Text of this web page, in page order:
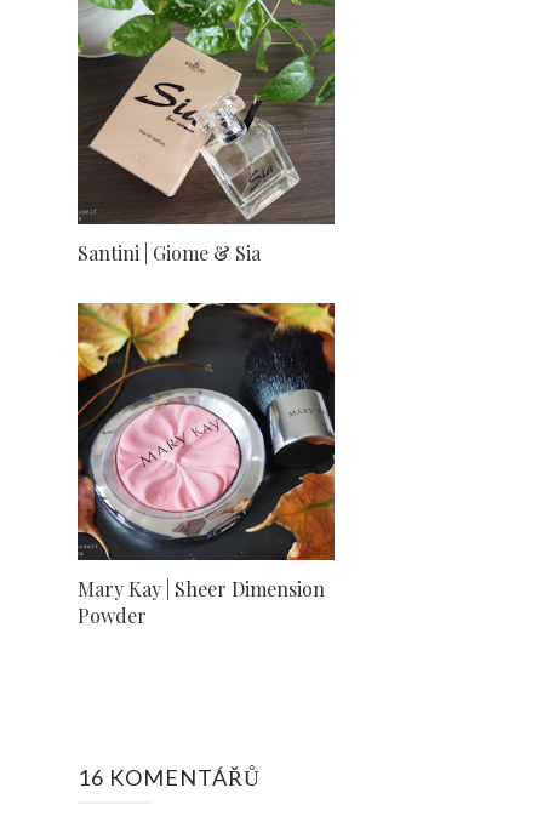
Santini | Giome & Sia
Mary Kay | Sheer Dimension
Powder
16 KOMENTÁŘŮ